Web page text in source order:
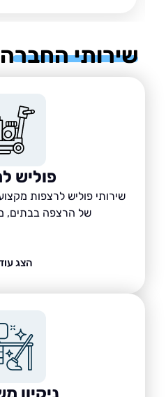
החברה
פוליש לרצפה
שירותי פוליש לרצפות מקצועיים
של הרצפה בבתים, משרדים